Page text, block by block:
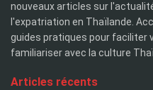
nouveaux articles sur
l'expatriation en Thaïlande.
guides pratiques pour faciliter
familiariser avec la culture
Articles récents